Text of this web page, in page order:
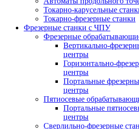
Токарно-карусельные
Токарно-фрезерные станки
Фрезерные станки с ЧПУ
Фрезерные
Вертикально-
центры
Горизонтально-
центры
Портальные
центры
Пятиосевые
Портальные
центры
Сверлильно-фрезерные